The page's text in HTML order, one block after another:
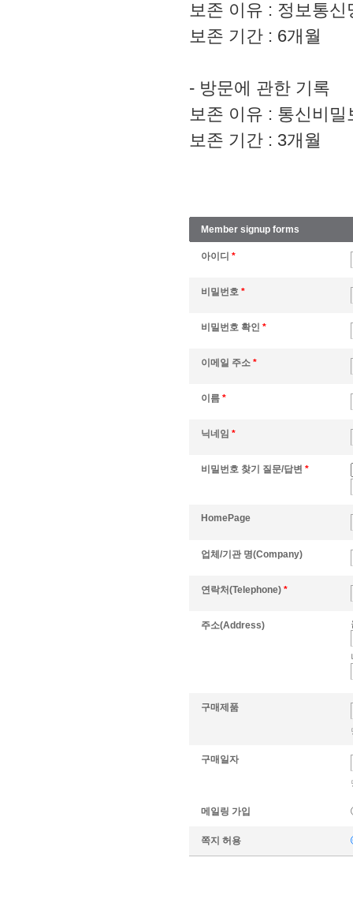
보존 이유 : 정보통
보존 기간 : 6개월
- 방문에 관한 기록
보존 이유 : 통신비밀
보존 기간 : 3개월
Member signup forms
아이디 *
비밀번호 *
비밀번호 확인 *
이메일 주소 *
이름 *
닉네임 *
비밀번호 찾기 질문/답변 *
HomePage
업체/기관 명(Company)
연락처(Telephone) *
주소(Address)
구매제품
구매일자
메일링 가입
쪽지 허용